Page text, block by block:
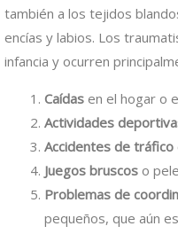
también a los tejidos
encías y labios. Los
infancia y ocurren
Caídas en el hogar o
Actividades
Accidentes de tráfico
Juegos bruscos o
Problemas de
pequeños, que aún